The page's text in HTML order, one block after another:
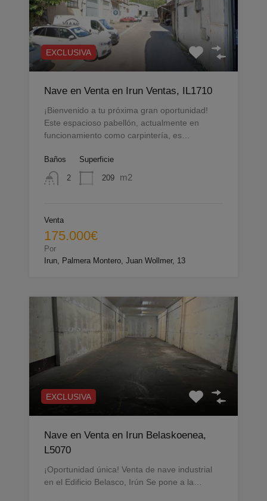
EXCLUSIVA
Nave en Venta en Irun Ventas, IL1710
¡Bienvenido a tu próxima gran oportunidad!
Este espacioso pabellón, actualmente en
funcionamiento como carpintería, es…
Baños
2
Superficie
209 m2
Venta
175.000€
Por
Irun, Palmera Montero, Juan Wollmer, 13
EXCLUSIVA
Nave en Venta en Irun Belaskoenea,
L5070
¡Oportunidad única! Venta de nave industrial
en el Edificio Belasco, Irún Se pone a la…